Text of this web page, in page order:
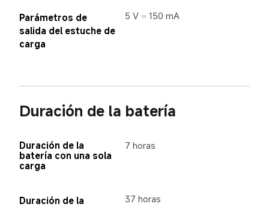
Parámetros de
salida del estuche de
carga
5 V ⎓ 150 mA
Duración de la batería
Duración de la
batería con una sola
carga
7 horas
Duración de la
37 horas